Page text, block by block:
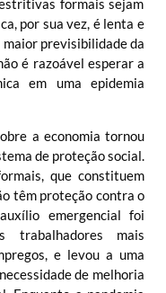
formais sejam
por sua vez, é lenta e
maior previsibilidade da
é razoável esperar a
em uma epidemia
a economia tornou
de proteção social.
que constituem
têm proteção contra o
emergencial foi
trabalhadores mais
e levou a uma
de melhoria